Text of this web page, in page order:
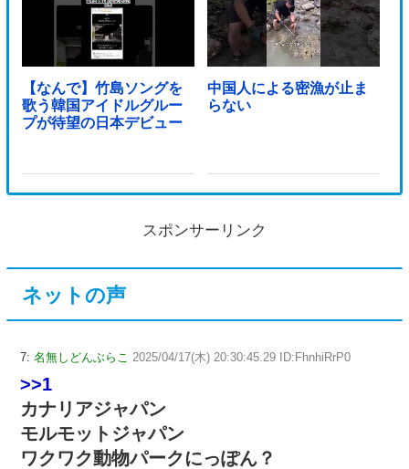
【なんで】竹島ソングを
歌う韓国アイドルグルー
プが待望の日本デビュー
中国人による密漁が止ま
らない
スポンサーリンク
ネットの声
7: 名無しどんぶらこ 2025/04/17(木) 20:30:45.29 ID:FhnhiRrP0
>>1
カナリアジャパン
モルモットジャパン
ワクワク動物パークにっぽん？